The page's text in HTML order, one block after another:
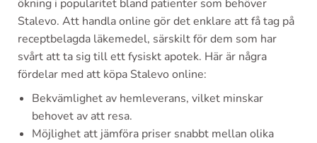
ökning i popularitet bland patienter som behöver
Stalevo. Att handla online gör det enklare att få tag på
receptbelagda läkemedel, särskilt för dem som har
svårt att ta sig till ett fysiskt apotek. Här är några
fördelar med att köpa Stalevo online:
Bekvämlighet av hemleverans, vilket minskar
behovet av att resa.
Möjlighet att jämföra priser snabbt mellan olika